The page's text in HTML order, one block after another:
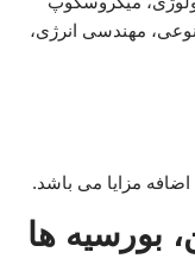
مهندسی انرژی،
بورسیه ها